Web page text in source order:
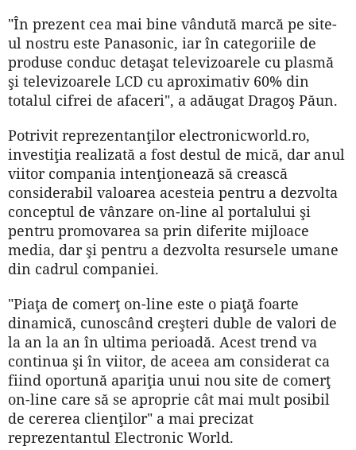
"În prezent cea mai bine vândută marcă pe site-
ul nostru este Panasonic, iar în categoriile de
produse conduc detaşat televizoarele cu plasmă
şi televizoarele LCD cu aproximativ 60% din
totalul cifrei de afaceri", a adăugat Dragoş Păun.
Potrivit reprezentanţilor electronicworld.ro,
investiţia realizată a fost destul de mică, dar anul
viitor compania intenţionează să crească
considerabil valoarea acesteia pentru a dezvolta
conceptul de vânzare on-line al portalului şi
pentru promovarea sa prin diferite mijloace
media, dar şi pentru a dezvolta resursele umane
din cadrul companiei.
"Piaţa de comerţ on-line este o piaţă foarte
dinamică, cunoscând creşteri duble de valori de
la an la an în ultima perioadă. Acest trend va
continua şi în viitor, de aceea am considerat ca
fiind oportună apariţia unui nou site de comerţ
on-line care să se aproprie cât mai mult posibil
de cererea clienţilor" a mai precizat
reprezentantul Electronic World.